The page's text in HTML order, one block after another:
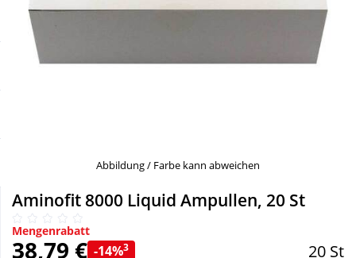
Sale
Schnäppchen
Täglich gut versorgt
Körperpflege & Kosmetik
Liebe & Erotik
Nahrungsergänzung
Natur & Homöopathie
Abbildung / Farbe kann abweichen
Aminofit 8000 Liquid Ampullen, 20 St
Mengenrabatt
38,79 € -14%3 20 St